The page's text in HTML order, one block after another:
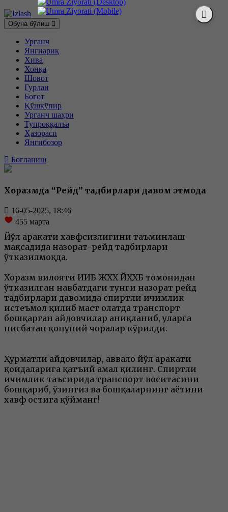
Обуна бўлиш
Урганч
Янгиариқ
Хива
Хонқа
Шовот
Гурлан
Боғот
Қўшкўпир
Урганч шаҳри
Тупроққалъа
Ҳазорасп
Янгибозор
Боғланиш
Хоразмда “Рейд” тадбирлари давом этмоқда
16-05-2025, 18:46
455 марта
Йўл ҳаракати хавфсизлигини таъминлаш
мақсадида назорат-рейд тадбирлари
ўтказилмоқда.
Хоразм вилояти ИИБ ЖХХ ЙҲХБ томонидан
ўтказилган навбатдаги тунги назорат рейд
тадбирлари давомида спиртли ичимлик
истеъмол қилиб маст ҳолатда транспорт
бошқарган ҳайдовчилар аниқланиб, уларга
нисбатан қонуний чоралар кўрилди.
Ҳурматли ҳайдовчилар, аввало йўл ҳаракати
қоидаларига қатъий амал қилинг. Спиртли
ичимлик таъсирида транспорт воситасини
бошқариб, ўзингиз ва бошқаларнинг ҳаётини
хавф остига қўйманг!